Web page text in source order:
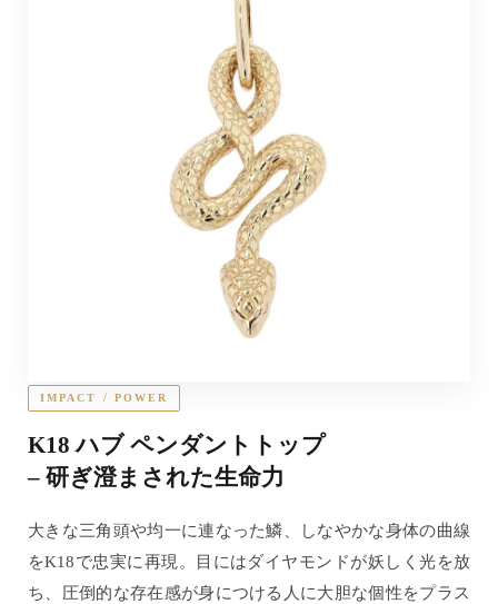
IMPACT / POWER
K18 ハブ ペンダントトップ
– 研ぎ澄まされた生命力
大きな三角頭や均一に連なった鱗、しなやかな身体の曲線
をK18で忠実に再現。目にはダイヤモンドが妖しく光を放
ち、圧倒的な存在感が身につける人に大胆な個性をプラス